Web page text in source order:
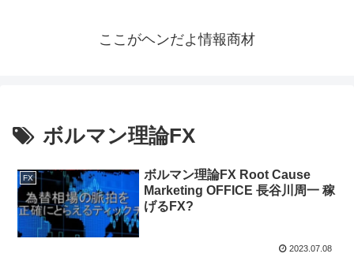
ここがヘンだよ情報商材
ボルマン理論FX
FX
ボルマン理論FX Root Cause
Marketing OFFICE 長谷川周一 稼
げるFX?
2023.07.08